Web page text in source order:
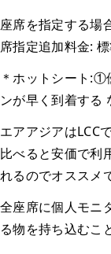
座席を指定する場
席指定追加料金:
＊ホットシート
ンが早く到着する
エアアジアはLCC
比べると安価で利
れるのでオススメ
全座席に個人モニ
る物を持ち込むこ